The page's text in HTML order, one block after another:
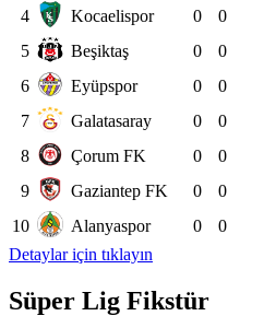
4
Kocaelispor 0
0
5
Beşiktaş 0
0
6
Eyüpspor 0
0
7
Galatasaray 0
0
8
Çorum FK 0
0
9
Gaziantep FK 0
0
10
Alanyaspor 0
0
Detaylar için tıklayın
Süper Lig Fikstür